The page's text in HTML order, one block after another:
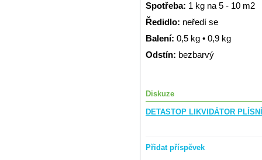
Spotřeba: 1 kg na 5 - 10 m2
Ředidlo: neředí se
Balení: 0,5 kg • 0,9 kg
Odstín: bezbarvý
Diskuze
DETASTOP LIKVIDÁTOR
Přidat příspěvek